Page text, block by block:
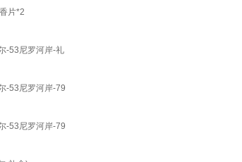
片*2
-53尼罗河岸-礼
-53尼罗河岸-79
-53尼罗河岸-79